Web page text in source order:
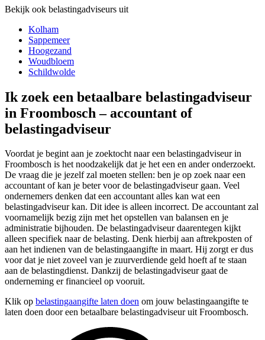
Bekijk ook belastingadviseurs uit
Kolham
Sappemeer
Hoogezand
Woudbloem
Schildwolde
Ik zoek een betaalbare belastingadviseur
in Froombosch – accountant of
belastingadviseur
Voordat je begint aan je zoektocht naar een belastingadviseur in
Froombosch is het noodzakelijk dat je het een en ander onderzoekt.
De vraag die je jezelf zal moeten stellen: ben je op zoek naar een
accountant of kan je beter voor de belastingadviseur gaan. Veel
ondernemers denken dat een accountant alles kan wat een
belastingadviseur kan. Dit idee is alleen incorrect. De accountant zal
voornamelijk bezig zijn met het opstellen van balansen en je
administratie bijhouden. De belastingadviseur daarentegen kijkt
alleen specifiek naar de belasting. Denk hierbij aan aftrekposten of
aan het indienen van de belastingaangifte in maart. Hij zorgt er dus
voor dat je niet zoveel van je zuurverdiende geld hoeft af te staan
aan de belastingdienst. Dankzij de belastingadviseur gaat de
onderneming er financieel op vooruit.
Klik op belastingaangifte laten doen om jouw belastingaangifte te
laten doen door een betaalbare belastingadviseur uit Froombosch.